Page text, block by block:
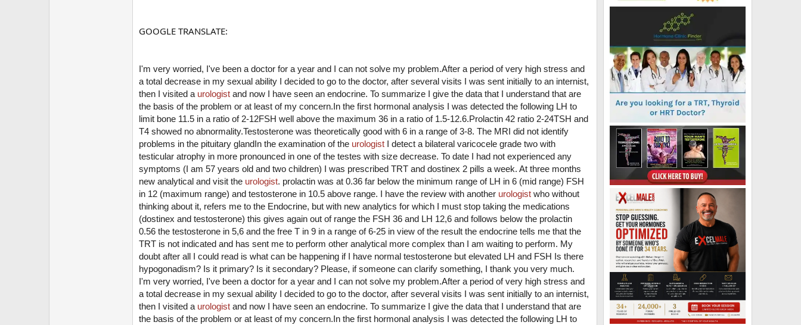
GOOGLE TRANSLATE:
I'm very worried, I've been a doctor for a year and I can not solve my problem.After a period of very high stress and
a total decrease in my sexual ability I decided to go to the doctor, after several visits I was sent initially to an internist,
then I visited a urologist and now I have seen an endocrine. To summarize I give the data that I understand that are
the basis of the problem or at least of my concern.In the first hormonal analysis I was detected the following LH to
limit bone 11.5 in a ratio of 2-12FSH well above the maximum 36 in a ratio of 1.5-12.6.Prolactin 42 ratio 2-24TSH and
T4 showed no abnormality.Testosterone was theoretically good with 6 in a range of 3-8. The MRI did not identify
problems in the pituitary glandIn the examination of the urologist I detect a bilateral varicocele grade two with
testicular atrophy in more pronounced in one of the testes with size decrease. To date I had not experienced any
symptoms (I am 57 years old and two children) I was prescribed TRT and dostinex 2 pills a week. At three months
new analytical and visit the urologist. prolactin was at 0.36 far below the minimum range of LH in 6 (mid range) FSH
in 12 (maximum range) and testosterone in 10.5 above range. I have the review with another urologist who without
thinking about it, refers me to the Endocrine, but with new analytics for which I must stop taking the medications
(dostinex and testosterone) this gives again out of range the FSH 36 and LH 12,6 and follows below the prolactin
0.56 the testosterone in 5,6 and the free T in 9 in a range of 6-25 in view of the result the endocrine tells me that the
TRT is not indicated and has sent me to perform other analytical more complex than I am waiting to perform. My
doubt after all I could read is what can be happening if I have normal testosterone but elevated LH and FSH Is there
hypogonadism? Is it primary? Is it secondary? Please, if someone can clarify something, I thank you very much.
I'm very worried, I've been a doctor for a year and I can not solve my problem.After a period of very high stress and
a total decrease in my sexual ability I decided to go to the doctor, after several visits I was sent initially to an internist,
then I visited a urologist and now I have seen an endocrine. To summarize I give the data that I understand that are
the basis of the problem or at least of my concern.In the first hormonal analysis I was detected the following LH to